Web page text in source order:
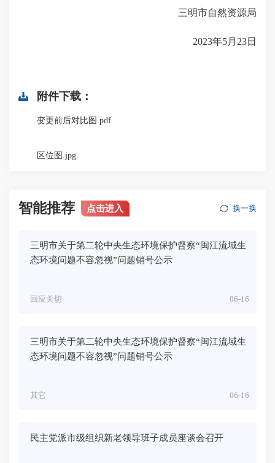
三明市自然资源局
2023年5月23日
附件下载：
变更前后对比图.pdf
区位图.jpg
智能推荐 点击进入 换一换
三明市关于第二轮中央生态环境保护督察“闽江流域生
态环境问题不容忽视”问题销号公示
06-16
回应关切
三明市关于第二轮中央生态环境保护督察“闽江流域生
态环境问题不容忽视”问题销号公示
06-16
其它
民主党派市级组织新老领导班子成员座谈会召开